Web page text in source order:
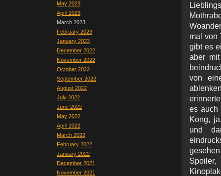
May 2023
April 2023
March 2023
February 2023
January 2023
December 2022
November 2022
October 2022
September 2022
August 2022
July 2022
June 2022
May 2022
April 2022
March 2022
February 2022
January 2022
December 2021
November 2021
mal von
gibt es
aber
von
es auch
Kong,
und